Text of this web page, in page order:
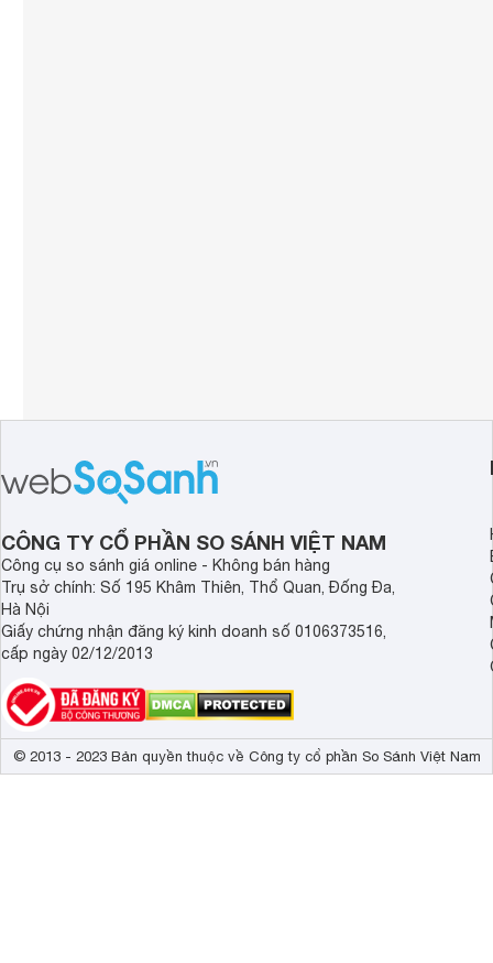
CÔNG TY CỔ PHẦN SO SÁNH VIỆT NAM
Công cụ so sánh giá online - Không bán hàng
Trụ sở chính: Số 195 Khâm Thiên, Thổ Quan, Đống Đa,
Hà Nội
Giấy chứng nhận đăng ký kinh doanh số 0106373516,
cấp ngày 02/12/2013
© 2013 - 2023 Bản quyền thuộc về Công ty cổ phần So Sánh Việt Nam